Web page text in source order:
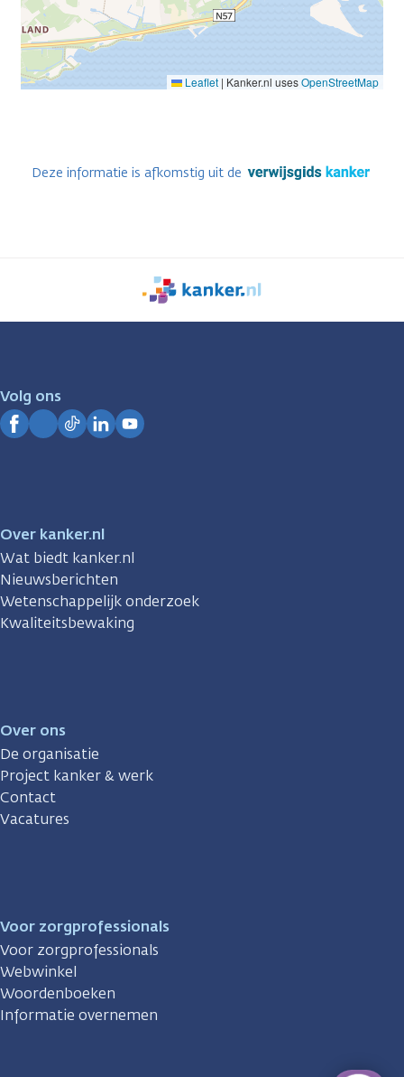
Leaflet | Kanker.nl usesOpenStreetMap
Deze informatie is afkomstig uit de
We
zijn
Volg ons
Over kanker.nl
Wat biedt kanker.nl
Nieuwsberichten
Wetenschappelijk onderzoek
Kwaliteitsbewaking
Over ons
De organisatie
Project kanker & werk
Contact
Vacatures
Voor zorgprofessionals
Voor zorgprofessionals
Webwinkel
Woordenboeken
Informatie overnemen